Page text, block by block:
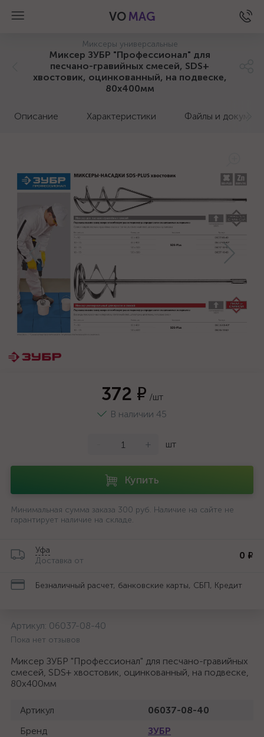
VO MAG
Миксеры универсальные
Миксер ЗУБР "Профессионал" для
песчано-гравийных смесей, SDS+
хвостовик, оцинкованный, на подвеске,
80x400мм
Описание Характеристики Файлы и
372 ₽ /шт
В наличии 45
+ шт
Купить
Минимальная сумма заказа 300 руб. Наличие на сайте не
гарантирует наличие на складе.
Уфа
Доставка от
0 ₽
Безналичный расчет, банковские карты, СБП, Кредит
Артикул: 06037-08-40
Пока нет отзывов
Миксер ЗУБР "Профессионал" для песчано-гравийных
смесей, SDS+ хвостовик, оцинкованный, на подвеске,
80x400мм
Артикул
06037-08-40
Бренд
ЗУБР